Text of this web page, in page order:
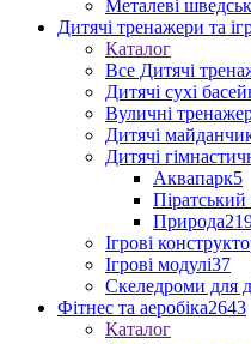
Металеві
Дитячі тренажери та
Каталог
Все Дитячі
Дитячі сухі
Вуличні
Дитячі
Дитячі
Аквапарк5
Піратський
Природа
Ігрові
Ігрові модулі37
Скеледроми для
Фітнес та аеробіка2643
Каталог